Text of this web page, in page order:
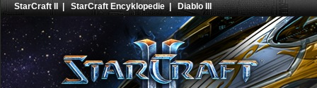
StarCraft II |StarCraft Encyklopedie|Diablo III